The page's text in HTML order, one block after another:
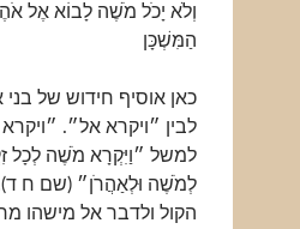
וְלֹא יָכֹל מֹשֶׁה לָבוֹא אֶל
הַמִּשְׁכָּן
כאן אוסיף חידוש של
לבין ״ויקרא אל״.
למשל ״וַיִּקְרָא מֹשֶׁה לְכָל
לְמֹשֶׁה וּלְאַהֲרֹן״ (שם ח
הקול ולדבר אל מישהו